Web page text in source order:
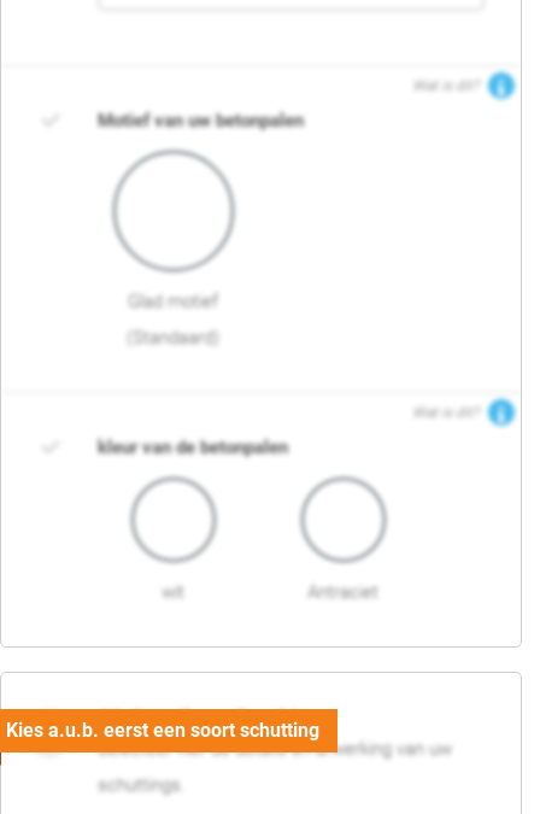
Wat is dit?
Motief van uw betonpalen
Glad motief
(Standaard)
Wat is dit?
kleur van de betonpalen
wit Antraciet
03. Detail en afwerking
Selecteer hier de details en afwerking van uw
schuttings.